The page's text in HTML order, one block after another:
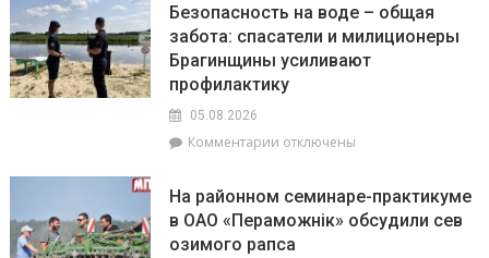
на
6
августа:
Овнам
сходить
на
Ракам
нужно
Безопасность на воде – общая
забота: спасатели и милиционеры
Брагинщины усиливают
профилактику
05.08.2026
Комментарии к
на
воде
–
отключены
На районном семинаре-практикуме
в ОАО «Пераможнік» обсудили сев
озимого рапса